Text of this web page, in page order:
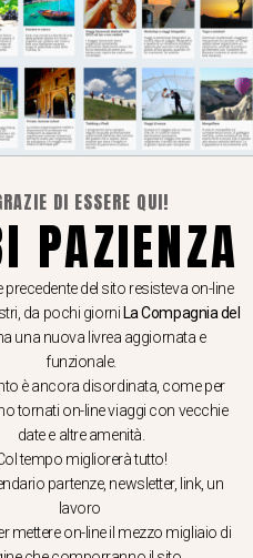
in alcun modo le tue informazioni
Whatsapp
su viaggi, eventi
QUI
DI ESSERE QUI!
PAZIENZA
precedente del sito resisteva on-line
da pochi giorni La Compagnia del
una nuova livrea aggiornata e
funzionale.
è ancora disordinata, come per
tornati on-line viaggi con vecchie
date e altre amenità.
tempo migliorerà tutto!
partenze, newsletter, link, un
lavoro
mettere on-line il mezzo migliaio di